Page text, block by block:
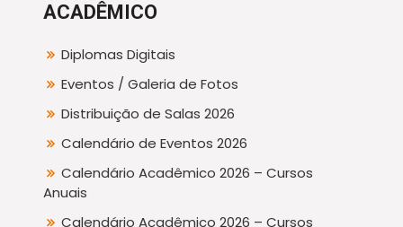
ACADÊMICO
Diplomas Digitais
Eventos / Galeria de Fotos
Distribuição de Salas 2026
Calendário de Eventos 2026
Calendário Acadêmico 2026 – Cursos
Anuais
Calendário Acadêmico 2026 – Cursos